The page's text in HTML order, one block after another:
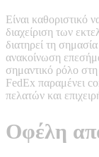
Είναι καθοριστικό
διαχείριση των
διατηρεί τη
ανακοίνωση
σημαντικό ρόλο στη
FedEx παραμένει
πελατών και
Οφέλη